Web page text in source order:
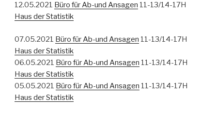
12.05.2021 Büro für Ab-und Ansagen 11-13/14-17H
Haus der Statistik
07.05.2021 Büro für Ab-und Ansagen 11-13/14-17H
Haus der Statistik
06.05.2021 Büro für Ab-und Ansagen 11-13/14-17H
Haus der Statistik
05.05.2021 Büro für Ab-und Ansagen 11-13/14-17H
Haus der Statistik